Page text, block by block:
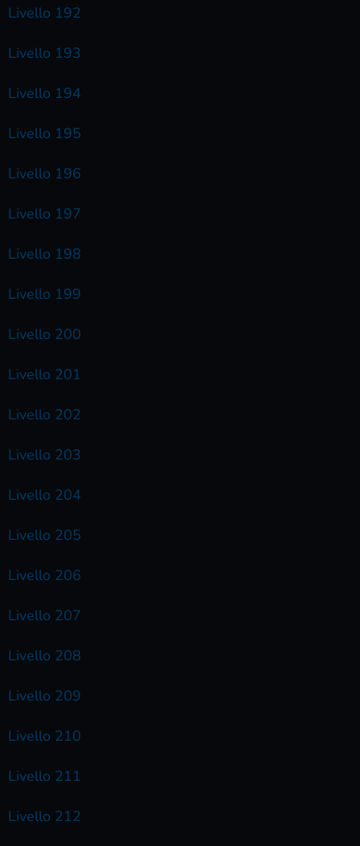
Livello 192
Livello 193
Livello 194
Livello 195
Livello 196
Livello 197
Livello 198
Livello 199
Livello 200
Livello 201
Livello 202
Livello 203
Livello 204
Livello 205
Livello 206
Livello 207
Livello 208
Livello 209
Livello 210
Livello 211
Livello 212